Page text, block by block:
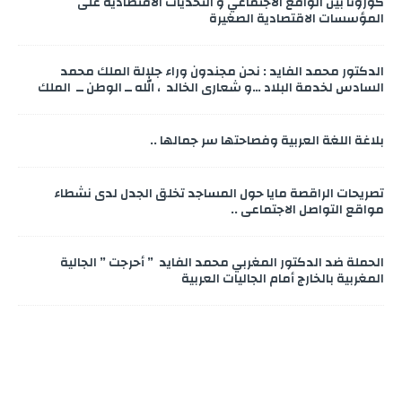
المؤسسات الاقتصادية الصغيرة
الدكتور محمد الفايد : نحن مجندون وراء جلالة الملك محمد
السادس لخدمة البلاد …و شعاري الخالد ، الله ــ الوطن ــ الملك
بلاغة اللغة العربية وفصاحتها سر جمالها ..
تصريحات الراقصة مايا حول المساجد تخلق الجدل لدى نشطاء
مواقع التواصل الاجتماعي ..
الحملة ضد الدكتور المغربي محمد الفايد ” أحرجت ” الجالية
المغربية بالخارج أمام الجاليات العربية